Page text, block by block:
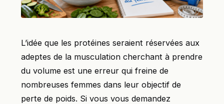
L’idée que les protéines seraient réservées aux
adeptes de la musculation cherchant à prendre
du volume est une erreur qui freine de
nombreuses femmes dans leur objectif de
perte de poids. Si vous vous demandez